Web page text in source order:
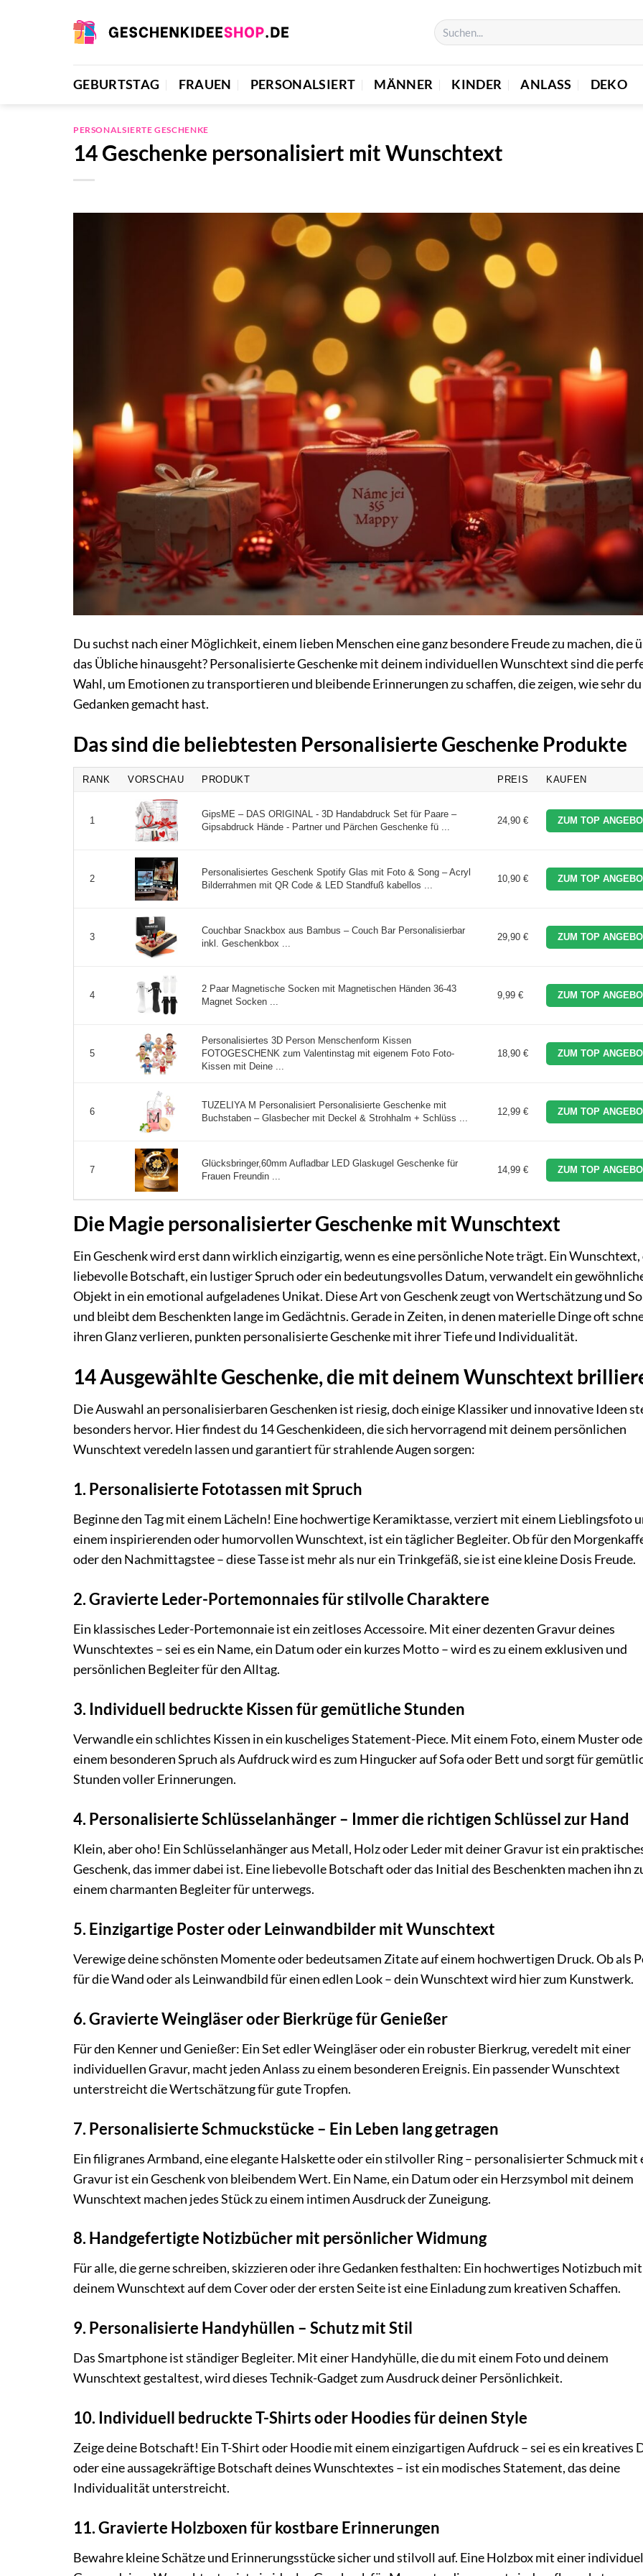
GEBURTSTAG FRAUEN PERSONALSIERT MÄNNER KINDER ANLASS DEKO
PERSONALSIERTE GESCHENKE
14 Geschenke personalisiert mit Wunschtext
Du suchst nach einer Möglichkeit, einem lieben Menschen eine ganz besondere Freude zu machen, die
das Übliche hinausgeht? Personalisierte Geschenke mit deinem individuellen Wunschtext sind die
Wahl, um Emotionen zu transportieren und bleibende Erinnerungen zu schaffen, die zeigen, wie sehr
Gedanken gemacht hast.
Das sind die beliebtesten Personalisierte Geschenke Produkte
RANK VORSCHAU PRODUKT PREIS KAUFEN
1
GipsME – DAS ORIGINAL - 3D Handabdruck Set für Paare –
Gipsabdruck Hände - Partner und Pärchen Geschenke fü ...
24,90 € ZUM TOP
2
Personalisiertes Geschenk Spotify Glas mit Foto & Song – Acryl
Bilderrahmen mit QR Code & LED Standfuß kabellos ...
10,90 € ZUM TOP
3
Couchbar Snackbox aus Bambus – Couch Bar Personalisierbar
inkl. Geschenkbox ...
29,90 € ZUM TOP
4
2 Paar Magnetische Socken mit Magnetischen Händen 36-43
Magnet Socken ...
9,99 € ZUM TOP
5
Personalisiertes 3D Person Menschenform Kissen
FOTOGESCHENK zum Valentinstag mit eigenem Foto Foto-
Kissen mit Deine ...
18,90 € ZUM TOP
6
TUZELIYA M Personalisiert Personalisierte Geschenke mit
Buchstaben – Glasbecher mit Deckel & Strohhalm + Schlüss ...
12,99 € ZUM TOP
7
Glücksbringer,60mm Aufladbar LED Glaskugel Geschenke für
Frauen Freundin ...
14,99 € ZUM TOP
Die Magie personalisierter Geschenke mit Wunschtext
Ein Geschenk wird erst dann wirklich einzigartig, wenn es eine persönliche Note trägt. Ein Wunschtext,
liebevolle Botschaft, ein lustiger Spruch oder ein bedeutungsvolles Datum, verwandelt ein
Objekt in ein emotional aufgeladenes Unikat. Diese Art von Geschenk zeugt von Wertschätzung und
und bleibt dem Beschenkten lange im Gedächtnis. Gerade in Zeiten, in denen materielle Dinge oft
ihren Glanz verlieren, punkten personalisierte Geschenke mit ihrer Tiefe und Individualität.
14 Ausgewählte Geschenke, die mit deinem Wunschtext
Die Auswahl an personalisierbaren Geschenken ist riesig, doch einige Klassiker und innovative Ideen
besonders hervor. Hier findest du 14 Geschenkideen, die sich hervorragend mit deinem persönlichen
Wunschtext veredeln lassen und garantiert für strahlende Augen sorgen:
1. Personalisierte Fototassen mit Spruch
Beginne den Tag mit einem Lächeln! Eine hochwertige Keramiktasse, verziert mit einem Lieblingsfoto
einem inspirierenden oder humorvollen Wunschtext, ist ein täglicher Begleiter. Ob für den
oder den Nachmittagstee – diese Tasse ist mehr als nur ein Trinkgefäß, sie ist eine kleine Dosis Freude.
2. Gravierte Leder-Portemonnaies für stilvolle Charaktere
Ein klassisches Leder-Portemonnaie ist ein zeitloses Accessoire. Mit einer dezenten Gravur deines
Wunschtextes – sei es ein Name, ein Datum oder ein kurzes Motto – wird es zu einem exklusiven und
persönlichen Begleiter für den Alltag.
3. Individuell bedruckte Kissen für gemütliche Stunden
Verwandle ein schlichtes Kissen in ein kuscheliges Statement-Piece. Mit einem Foto, einem Muster
einem besonderen Spruch als Aufdruck wird es zum Hingucker auf Sofa oder Bett und sorgt für
Stunden voller Erinnerungen.
4. Personalisierte Schlüsselanhänger – Immer die richtigen Schlüssel zur Hand
Klein, aber oho! Ein Schlüsselanhänger aus Metall, Holz oder Leder mit deiner Gravur ist ein
Geschenk, das immer dabei ist. Eine liebevolle Botschaft oder das Initial des Beschenkten machen ihn
einem charmanten Begleiter für unterwegs.
5. Einzigartige Poster oder Leinwandbilder mit Wunschtext
Verewige deine schönsten Momente oder bedeutsamen Zitate auf einem hochwertigen Druck. Ob als
für die Wand oder als Leinwandbild für einen edlen Look – dein Wunschtext wird hier zum Kunstwerk.
6. Gravierte Weingläser oder Bierkrüge für Genießer
Für den Kenner und Genießer: Ein Set edler Weingläser oder ein robuster Bierkrug, veredelt mit einer
individuellen Gravur, macht jeden Anlass zu einem besonderen Ereignis. Ein passender Wunschtext
unterstreicht die Wertschätzung für gute Tropfen.
7. Personalisierte Schmuckstücke – Ein Leben lang getragen
Ein filigranes Armband, eine elegante Halskette oder ein stilvoller Ring – personalisierter Schmuck mit
Gravur ist ein Geschenk von bleibendem Wert. Ein Name, ein Datum oder ein Herzsymbol mit deinem
Wunschtext machen jedes Stück zu einem intimen Ausdruck der Zuneigung.
8. Handgefertigte Notizbücher mit persönlicher Widmung
Für alle, die gerne schreiben, skizzieren oder ihre Gedanken festhalten: Ein hochwertiges Notizbuch mit
deinem Wunschtext auf dem Cover oder der ersten Seite ist eine Einladung zum kreativen Schaffen.
9. Personalisierte Handyhüllen – Schutz mit Stil
Das Smartphone ist ständiger Begleiter. Mit einer Handyhülle, die du mit einem Foto und deinem
Wunschtext gestaltest, wird dieses Technik-Gadget zum Ausdruck deiner Persönlichkeit.
10. Individuell bedruckte T-Shirts oder Hoodies für deinen Style
Zeige deine Botschaft! Ein T-Shirt oder Hoodie mit einem einzigartigen Aufdruck – sei es ein kreatives
oder eine aussagekräftige Botschaft deines Wunschtextes – ist ein modisches Statement, das deine
Individualität unterstreicht.
11. Gravierte Holzboxen für kostbare Erinnerungen
Bewahre kleine Schätze und Erinnerungsstücke sicher und stilvoll auf. Eine Holzbox mit einer